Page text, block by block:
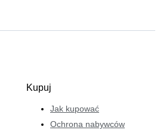
Kupuj
Jak kupować
Ochrona nabywców